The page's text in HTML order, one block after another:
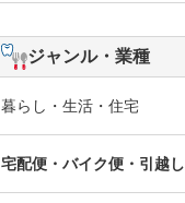
ジャンル・業種
暮らし・生活・住宅
宅配便・バイク便・引越し